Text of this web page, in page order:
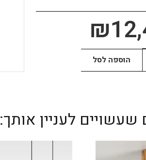
₪
הוספה לסל
שעשויים לעניין אותך: